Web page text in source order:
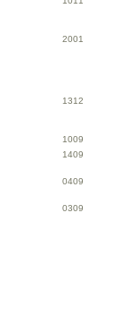
2001
1312
1009
1409
0409
0309